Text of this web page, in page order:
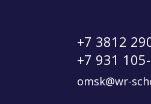
+7 3812
+7 931
omsk@wr-